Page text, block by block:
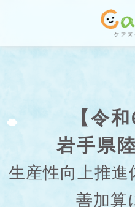
【令
岩手県
生産性向上推進
善加算